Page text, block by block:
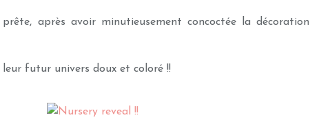
après avoir minutieusement concoctée la décoration
futur univers doux et coloré !!